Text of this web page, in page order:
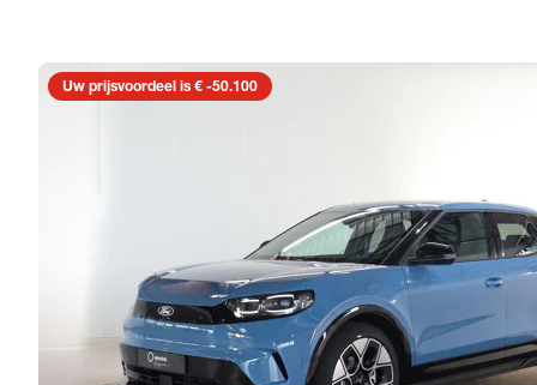
Uw prijsvoordeel is € -50.100